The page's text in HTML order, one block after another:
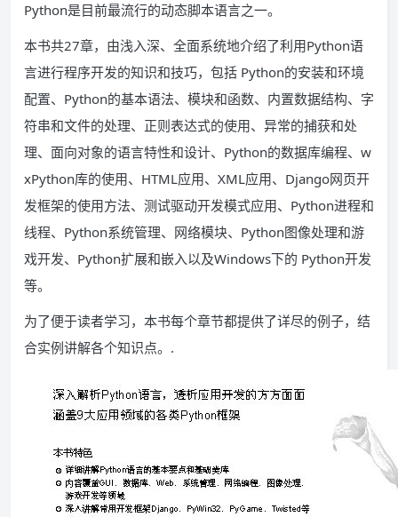
Python是目前最流行的动态脚本语言之一。
本书共27章，由浅入深、全面系统地介绍了利用Python语
言进行程序开发的知识和技巧，包括 Python的安装和环境
配置、Python的基本语法、模块和函数、内置数据结构、字
符串和文件的处理、正则表达式的使用、异常的捕获和处
理、面向对象的语言特性和设计、Python的数据库编程、w
xPython库的使用、HTML应用、XML应用、Django网页开
发框架的使用方法、测试驱动开发模式应用、Python进程和
线程、Python系统管理、网络模块、Python图像处理和游
戏开发、Python扩展和嵌入以及Windows下的 Python开发
等。
为了便于读者学习，本书每个章节都提供了详尽的例子，结
合实例讲解各个知识点。.